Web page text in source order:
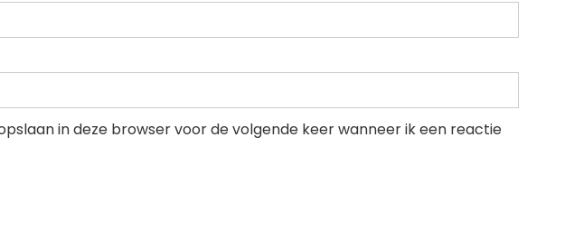
in deze browser voor de volgende keer wanneer ik een reactie